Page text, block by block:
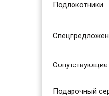
Подлокотники
Сопутствующие
Подарочный